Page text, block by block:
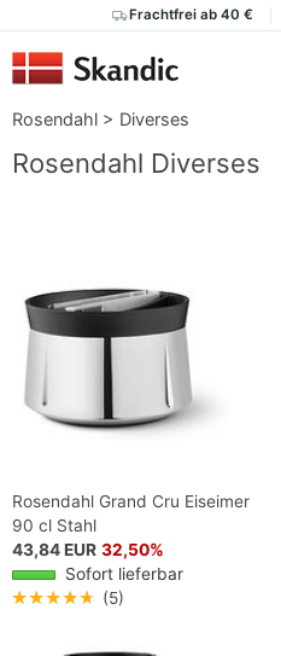
Frachtfrei ab 40 €
Rosendahl > Diverses
Rosendahl Diverses
Rosendahl Grand Cru Eiseimer
90 cl Stahl
43,84 EUR 32,50%
Sofort lieferbar
★★★★★ (5)